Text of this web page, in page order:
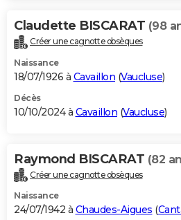
Claudette BISCARAT (98
Créer une cagnotte obsèques
Naissance
18/07/1926 à Cavaillon (Vaucluse)
Décès
10/10/2024 à Cavaillon (Vaucluse)
Raymond BISCARAT (82
Créer une cagnotte obsèques
Naissance
24/07/1942 à Chaudes-Aigues (